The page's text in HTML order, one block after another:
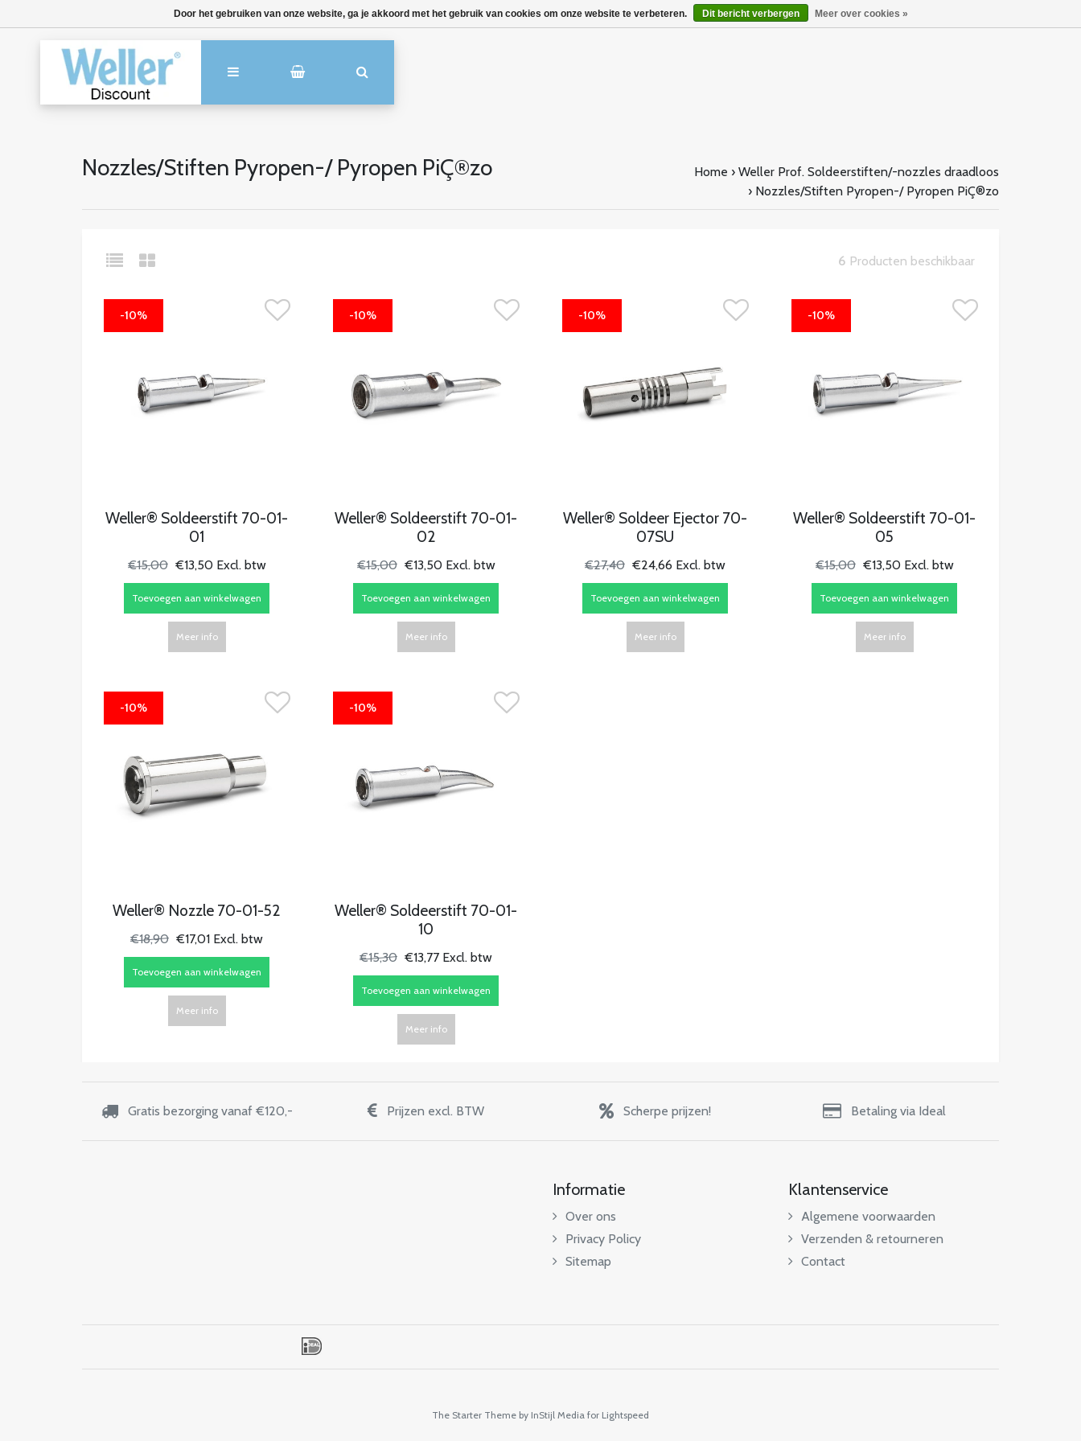
Nozzles/Stiften Pyropen-/ Pyropen PiÇ®zo Home › Weller Prof. Soldeerstiften/-nozzles draadloos
› Nozzles/Stiften Pyropen-/ Pyropen PiÇ®zo
6 Producten beschikbaar
-10%
Weller® Soldeerstift 70-01-
01
€15,00 €13,50 Excl. btw
Toevoegen aan winkelwagen
Meer info
-10%
Weller® Soldeerstift 70-01-
02
€15,00 €13,50 Excl. btw
Toevoegen aan winkelwagen
Meer info
-10%
Weller® Soldeer Ejector 70-
07SU
€27,40 €24,66 Excl. btw
Toevoegen aan winkelwagen
Meer info
-10%
Weller® Soldeerstift 70-01-
05
€15,00 €13,50 Excl. btw
Toevoegen aan winkelwagen
Meer info
-10%
Weller® Nozzle 70-01-52
€18,90 €17,01 Excl. btw
Toevoegen aan winkelwagen
Meer info
-10%
Weller® Soldeerstift 70-01-
10
€15,30 €13,77 Excl. btw
Toevoegen aan winkelwagen
Meer info
Gratis bezorging vanaf €120,- Prijzen excl. BTW Scherpe prijzen! Betaling via Ideal
Informatie
Over ons
Privacy Policy
Sitemap
Klantenservice
Algemene voorwaarden
Verzenden & retourneren
Contact
The Starter Theme by InStijl Media for Lightspeed
Door het gebruiken van onze website, ga je akkoord met het gebruik van cookies om onze website te verbeteren. Dit bericht verbergen Meer over cookies »